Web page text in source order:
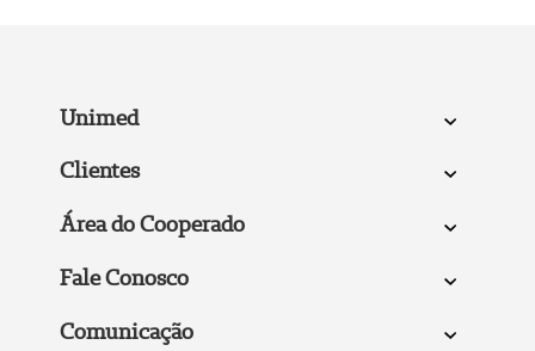
Unimed
Clientes
Área do Cooperado
Fale Conosco
Comunicação